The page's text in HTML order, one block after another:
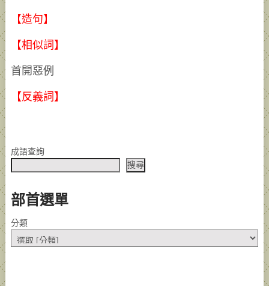
【造句】
【相似詞】
首開惡例
【反義詞】
成語查詢
搜尋
部首選單
分類